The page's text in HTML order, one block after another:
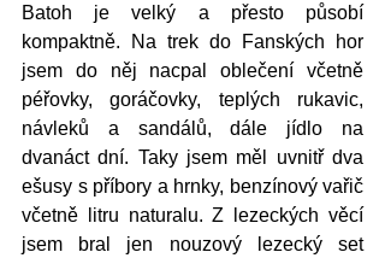
Batoh je velký a přesto působí
kompaktně. Na trek do Fanských hor
jsem do něj nacpal oblečení včetně
péřovky, goráčovky, teplých rukavic,
návleků a sandálů, dále jídlo na
dvanáct dní. Taky jsem měl uvnitř dva
ešusy s příbory a hrnky, benzínový vařič
včetně litru naturalu. Z lezeckých věcí
jsem bral jen nouzový lezecký set